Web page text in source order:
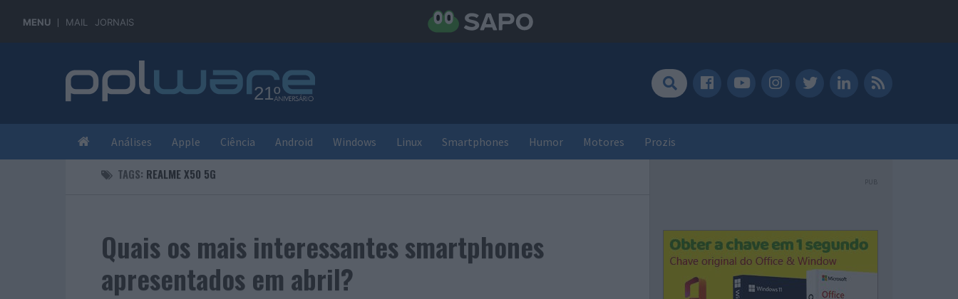
MENU MAIL JORNAIS
Análises Apple Ciência Android Windows Linux Smartphones Humor Motores Prozis
TAGS: REALME X50 5G
Quais os mais interessantes smartphones
apresentados em abril?
PUB